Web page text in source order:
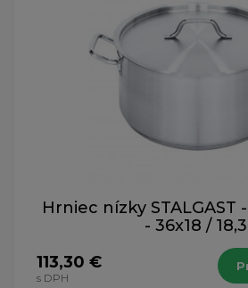
Hrniec nízky STALGAST
- 36x18 / 18,3 l
113,30 €
s DPH